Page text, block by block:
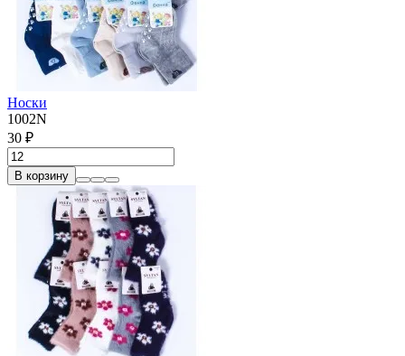
Носки
1002N
30 ₽
В корзину